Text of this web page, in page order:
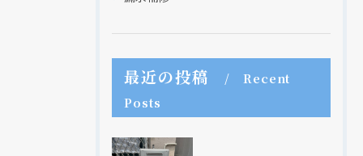
最近の投稿
Recent
Posts